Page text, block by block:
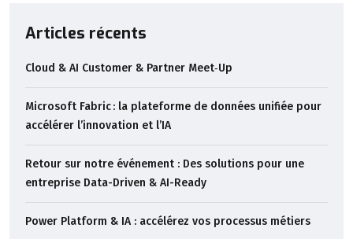
Articles récents
Cloud & AI Customer & Partner Meet‑Up
Microsoft Fabric : la plateforme de données unifiée pour
accélérer l’innovation et l’IA
Retour sur notre événement : Des solutions pour une
entreprise Data-Driven & AI-Ready
Power Platform & IA : accélérez vos processus métiers